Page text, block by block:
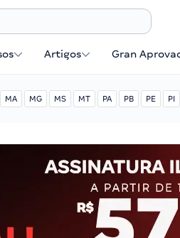
Artigos Gran
MA MG MS MT PA PB PE PI